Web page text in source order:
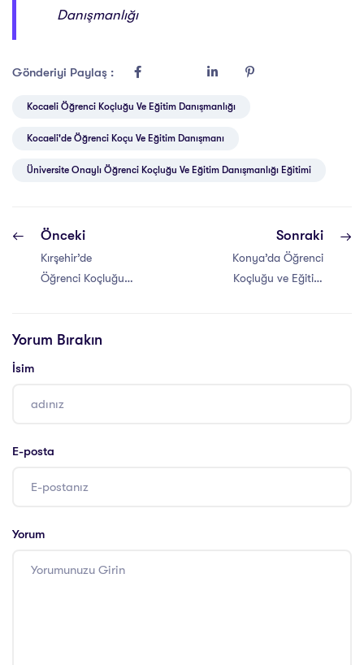
Danışmanlığı
Gönderiyi Paylaş :
Kocaeli Öğrenci Koçluğu Ve Eğitim Danışmanlığı
Kocaeli'de Öğrenci Koçu Ve Eğitim Danışmanı
Üniversite Onaylı Öğrenci Koçluğu Ve Eğitim Danışmanlığı Eğitimi
Önceki
Kırşehir’de
Öğrenci Koçluğu
Sonraki
Konya’da Öğrenci
Koçluğu ve Eğitim
Yorum Bırakın
İsim
E-posta
Yorum